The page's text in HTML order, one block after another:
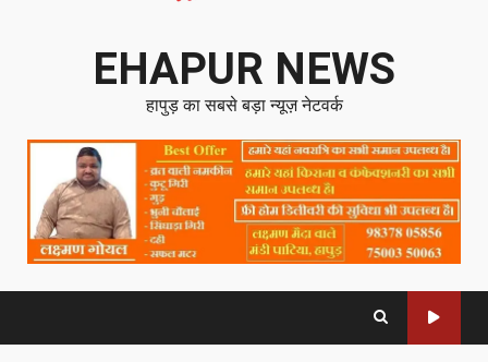
EHAPUR NEWS
हापुड़ का सबसे बड़ा न्यूज़ नेटवर्क